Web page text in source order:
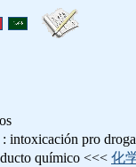
pro
químico <<< 化